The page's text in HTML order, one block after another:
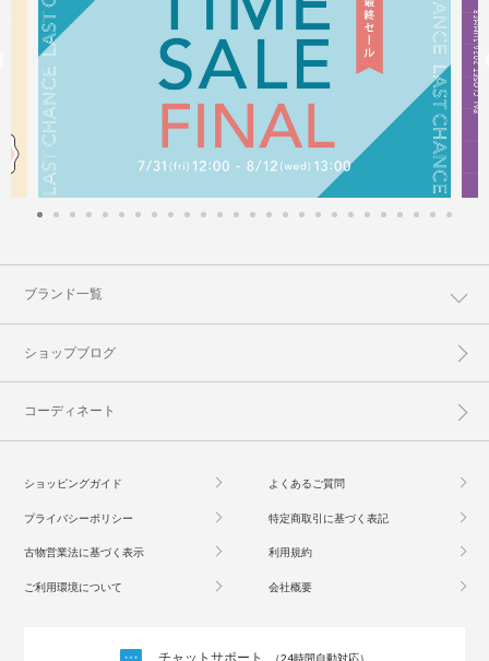
ブランド一覧
ショップブログ
コーディネート
ショッピングガイド よくあるご質問
プライバシーポリシー 特定商取引に基づく表記
古物営業法に基づく表示 利用規約
ご利用環境について 会社概要
チャットサポート （24時間自動対応）